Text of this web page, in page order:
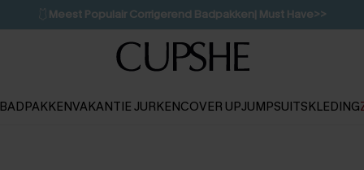
🩱 Meest Populair Corrigerend Badpakken| Must Have>>
💌Abonneer je & ontvang tot 15% korting>>
Koop 3, krijg 15% korting | CODE: SW15
BADPAKKENVAKANTIE JURKENCOVER UPJUMPSUITSKLEDING